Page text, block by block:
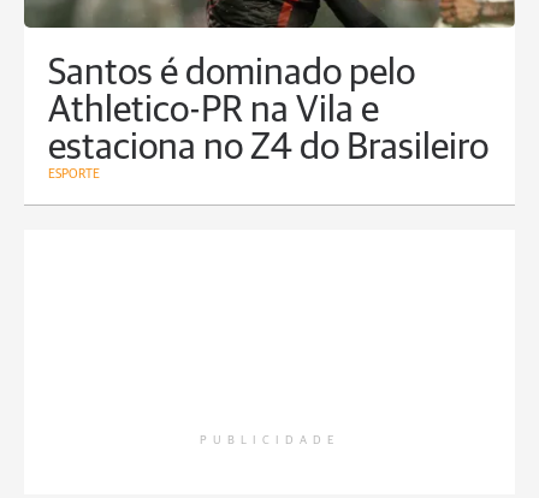
Santos é dominado pelo
Athletico-PR na Vila e
estaciona no Z4 do Brasileiro
ESPORTE
PUBLICIDADE